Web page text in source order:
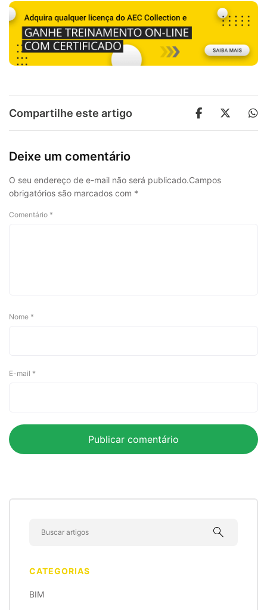
Compartilhe este artigo
Deixe um comentário
O seu endereço de e-mail não será publicado.Campos
obrigatórios são marcados com *
Comentário *
Nome *
E-mail *
search
CATEGORIAS
BIM